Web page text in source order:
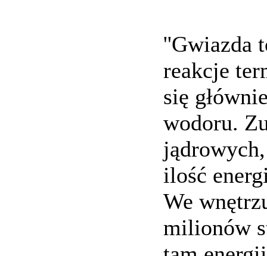
''Gwiazda
reakcje
się
wodoru.
ilość
We
milionów